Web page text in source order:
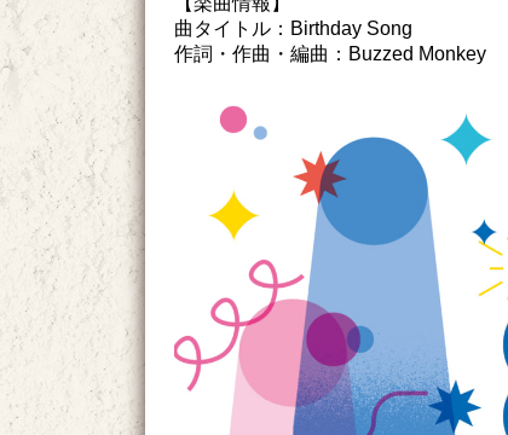
曲タイトル：Birthday Song
作詞・作曲・編曲：Buzzed Monkey